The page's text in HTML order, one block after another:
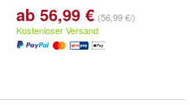
ab 56,99 € (56,99 €/)
Kostenloser Versand